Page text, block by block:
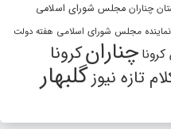
چناران مجلس شورای اسلامی
نماینده مجلس شورای اسلامی هفته دولت
چنارانکرونا
تازه نیوزگلبهار